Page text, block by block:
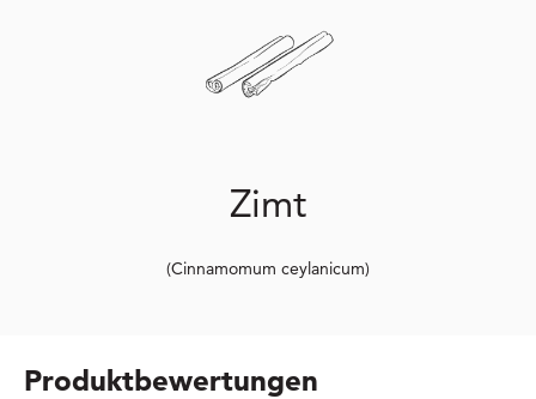
Zimt
(Cinnamomum ceylanicum)
Produktbewertungen